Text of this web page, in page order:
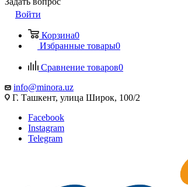
Войти
Корзина0
Избранные товары0
Сравнение товаров0
info@minora.uz
Г. Ташкент, улица Широк, 100/2
Facebook
Instagram
Telegram